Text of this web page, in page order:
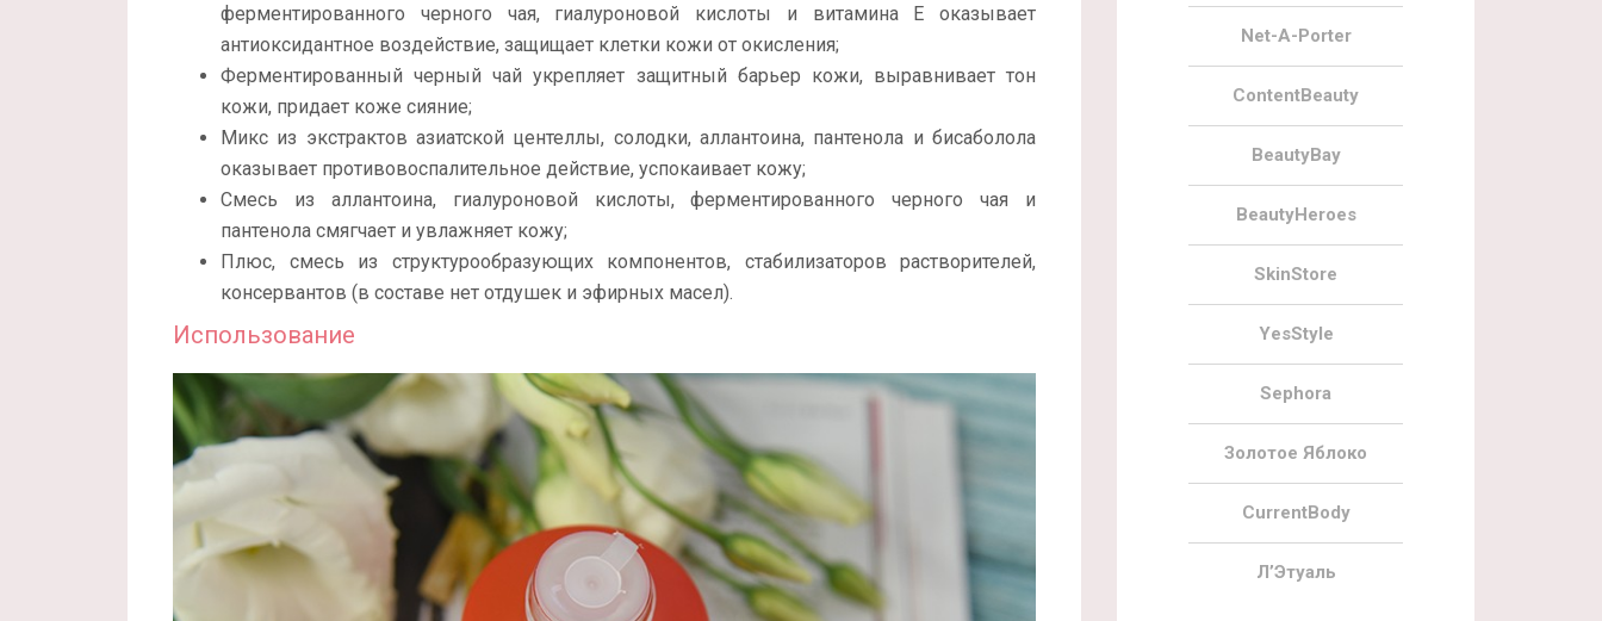
ферментированного черного чая, гиалуроновой кислоты и витамина Е оказывает
антиоксидантное воздействие, защищает клетки кожи от окисления;
Ферментированный черный чай укрепляет защитный барьер кожи, выравнивает тон
кожи, придает коже сияние;
Микс из экстрактов азиатской центеллы, солодки, аллантоина, пантенола и бисаболола
оказывает противовоспалительное действие, успокаивает кожу;
Смесь из аллантоина, гиалуроновой кислоты, ферментированного черного чая и
пантенола смягчает и увлажняет кожу;
Плюс, смесь из структурообразующих компонентов, стабилизаторов растворителей,
консервантов (в составе нет отдушек и эфирных масел).
Использование
Net-A-Porter
ContentBeauty
BeautyBay
BeautyHeroes
SkinStore
YesStyle
Sephora
Золотое Яблоко
CurrentBody
Л’Этуаль